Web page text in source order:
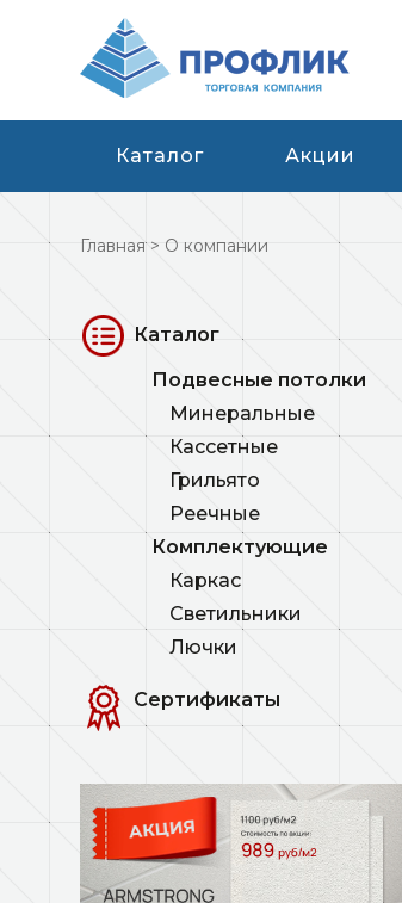
Каталог Акции
Главная> О компании
Каталог
Подвесные потолки
Минеральные
Кассетные
Грильято
Реечные
Комплектующие
Каркас
Светильники
Лючки
Сертификаты